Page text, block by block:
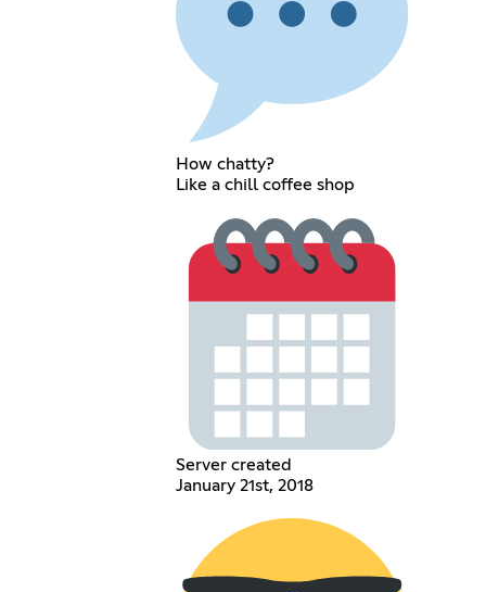
How chatty?
Like a chill coffee shop
Server created
January 21st, 2018